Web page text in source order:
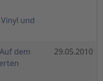
und
dem
29.05.2010